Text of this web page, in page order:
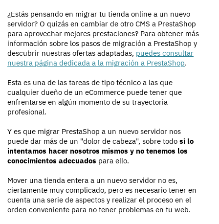
¿Estás pensando en migrar tu tienda online a un nuevo
servidor? O quizás en cambiar de otro CMS a PrestaShop
para aprovechar mejores prestaciones? Para obtener más
información sobre los pasos de migración a PrestaShop y
descubrir nuestras ofertas adaptadas, puedes consultar
nuestra página dedicada a la migración a PrestaShop.
Esta es una de las tareas de tipo técnico a las que
cualquier dueño de un eCommerce puede tener que
enfrentarse en algún momento de su trayectoria
profesional.
Y es que migrar PrestaShop a un nuevo servidor nos
puede dar más de un "dolor de cabeza", sobre todo si lo
intentamos hacer nosotros mismos y no tenemos los
conocimientos adecuados para ello.
Mover una tienda entera a un nuevo servidor no es,
ciertamente muy complicado, pero es necesario tener en
cuenta una serie de aspectos y realizar el proceso en el
orden conveniente para no tener problemas en tu web.